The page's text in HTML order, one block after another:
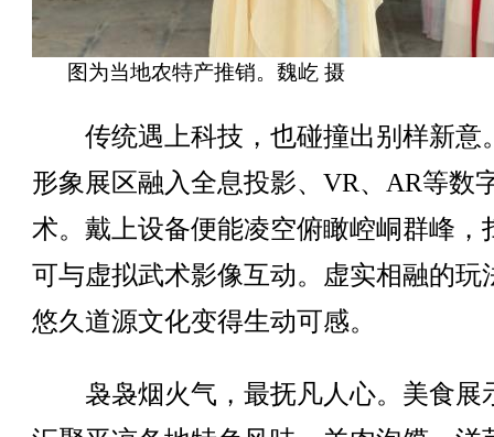
图为当地农特产推销。魏屹 摄
传统遇上科技，也碰撞出别样新意
形象展区融入全息投影、VR、AR等数
术。戴上设备便能凌空俯瞰崆峒群峰，
可与虚拟武术影像互动。虚实相融的玩
悠久道源文化变得生动可感。
袅袅烟火气，最抚凡人心。美食展